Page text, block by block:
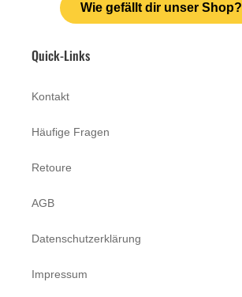
Wie gefällt dir unser Shop?
Quick-Links
Kontakt
Häufige Fragen
Retoure
AGB
Datenschutzerklärung
Impressum